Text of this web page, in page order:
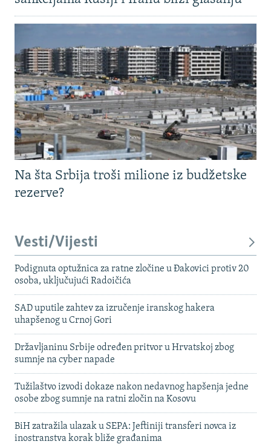
Na šta Srbija troši milione iz budžetske
rezerve?
Vesti/Vijesti
Podignuta optužnica za ratne zločine u Đakovici protiv 20
osoba, uključujući Radoičića
SAD uputile zahtev za izručenje iranskog hakera
uhapšenog u Crnoj Gori
Državljaninu Srbije određen pritvor u Hrvatskoj zbog
sumnje na cyber napade
Tužilaštvo izvodi dokaze nakon nedavnog hapšenja jedne
osobe zbog sumnje na ratni zločin na Kosovu
BiH zatražila ulazak u SEPA: Jeftiniji transferi novca iz
inostranstva korak bliže građanima